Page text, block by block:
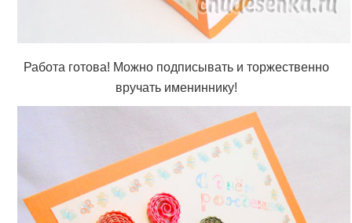
Работа готова! Можно подписывать и торжественно
вручать имениннику!